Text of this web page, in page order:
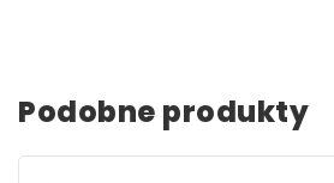
Podobne produkty